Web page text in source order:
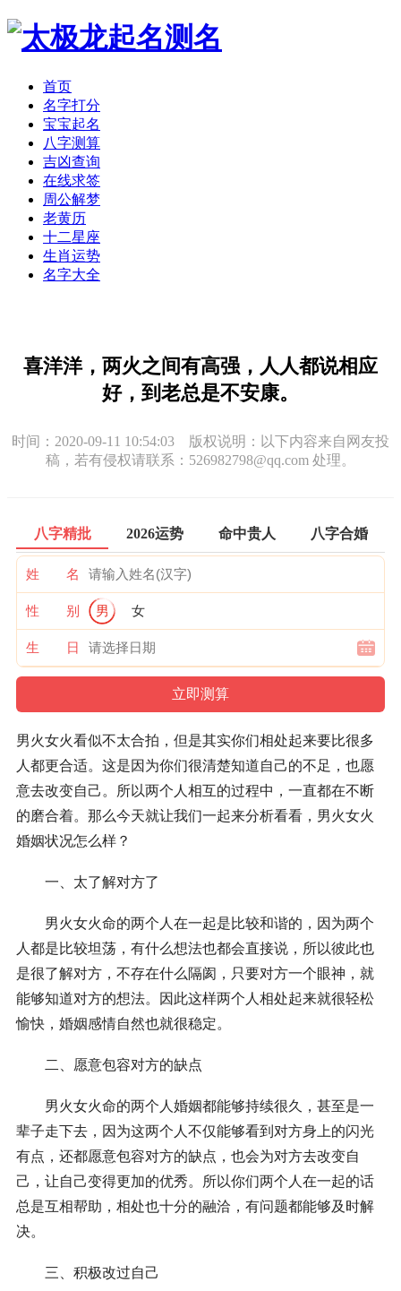
首页
名字打分
宝宝起名
八字测算
吉凶查询
在线求签
周公解梦
老黄历
十二星座
生肖运势
名字大全
喜洋洋，两火之间有高强，人人都说相应
好，到老总是不安康。
时间：2020-09-11 10:54:03 版权说明：以下内容来自网友投
稿，若有侵权请联系：526982798@qq.com 处理。
八字精批 2026运势 命中贵人 八字合婚
姓 名
性 别 男 女
生 日
男火女火看似不太合拍，但是其实你们相处起来要比很多
人都更合适。这是因为你们很清楚知道自己的不足，也愿
意去改变自己。所以两个人相互的过程中，一直都在不断
的磨合着。那么今天就让我们一起来分析看看，男火女火
婚姻状况怎么样？
一、太了解对方了
男火女火命的两个人在一起是比较和谐的，因为两个
人都是比较坦荡，有什么想法也都会直接说，所以彼此也
是很了解对方，不存在什么隔阂，只要对方一个眼神，就
能够知道对方的想法。因此这样两个人相处起来就很轻松
愉快，婚姻感情自然也就很稳定。
二、愿意包容对方的缺点
男火女火命的两个人婚姻都能够持续很久，甚至是一
辈子走下去，因为这两个人不仅能够看到对方身上的闪光
有点，还都愿意包容对方的缺点，也会为对方去改变自
己，让自己变得更加的优秀。所以你们两个人在一起的话
总是互相帮助，相处也十分的融洽，有问题都能够及时解
决。
三、积极改过自己